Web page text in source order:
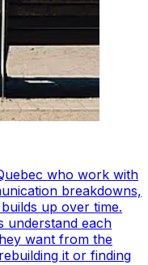
who work with
breakdowns,
up over time.
understand each
want from the
it or finding